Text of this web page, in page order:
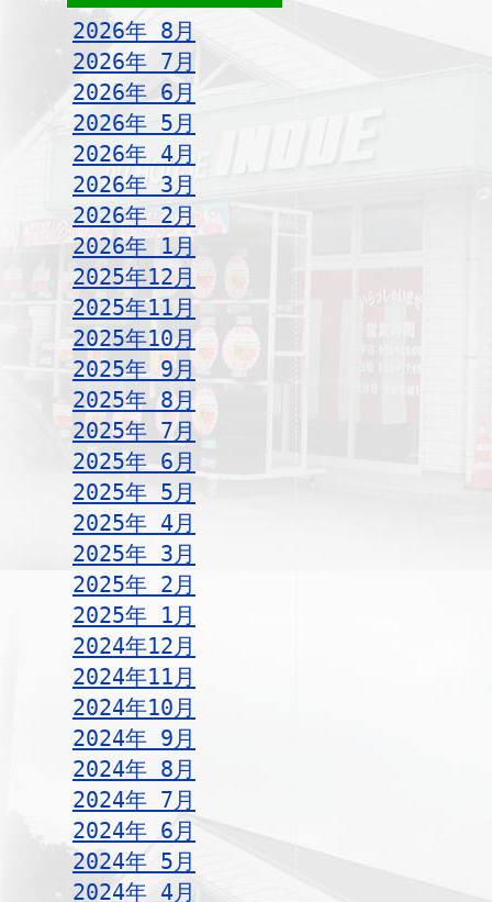
2026年 8月
2026年 7月
2026年 6月
2026年 5月
2026年 4月
2026年 3月
2026年 2月
2026年 1月
2025年12月
2025年11月
2025年10月
2025年 9月
2025年 8月
2025年 7月
2025年 6月
2025年 5月
2025年 4月
2025年 3月
2025年 2月
2025年 1月
2024年12月
2024年11月
2024年10月
2024年 9月
2024年 8月
2024年 7月
2024年 6月
2024年 5月
2024年 4月